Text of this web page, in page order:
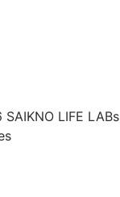
LIFE LABs